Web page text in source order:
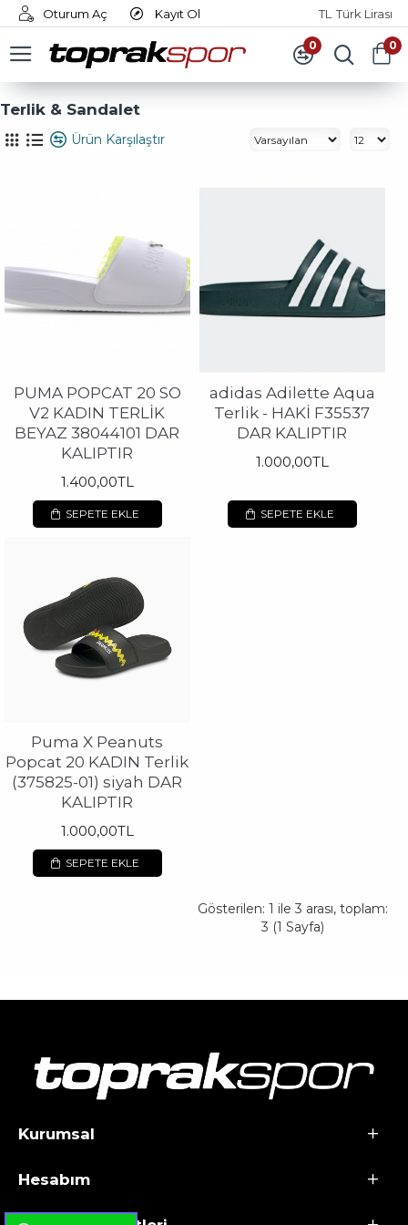
Tek Tıkla Ödeme Kolaylığı
Oturum Aç Kayıt Ol TL Türk Lirası
0 0
Terlik & Sandalet
Ürün Karşılaştır
PUMA POPCAT 20 SO
V2 KADIN TERLİK
BEYAZ 38044101 DAR
KALIPTIR
1.400,00TL
SEPETE EKLE
adidas Adilette Aqua
Terlik - HAKİ F35537
DAR KALIPTIR
1.000,00TL
SEPETE EKLE
Puma X Peanuts
Popcat 20 KADIN Terlik
(375825-01) siyah DAR
KALIPTIR
1.000,00TL
SEPETE EKLE
Gösterilen: 1 ile 3 arası, toplam:
3 (1 Sayfa)
Kurumsal
Hesabım